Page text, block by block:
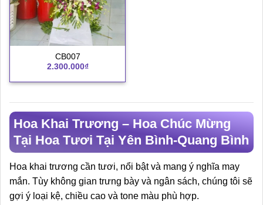
CB007
2.300.000₫
Hoa Khai Trương – Hoa Chúc Mừng
Tại Hoa Tươi Tại Yên Bình-Quang Bình
Hoa khai trương cần tươi, nổi bật và mang ý nghĩa may
mắn. Tùy không gian trưng bày và ngân sách, chúng tôi sẽ
gợi ý loại kệ, chiều cao và tone màu phù hợp.